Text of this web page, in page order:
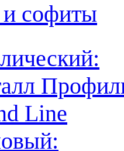
софиты
Line